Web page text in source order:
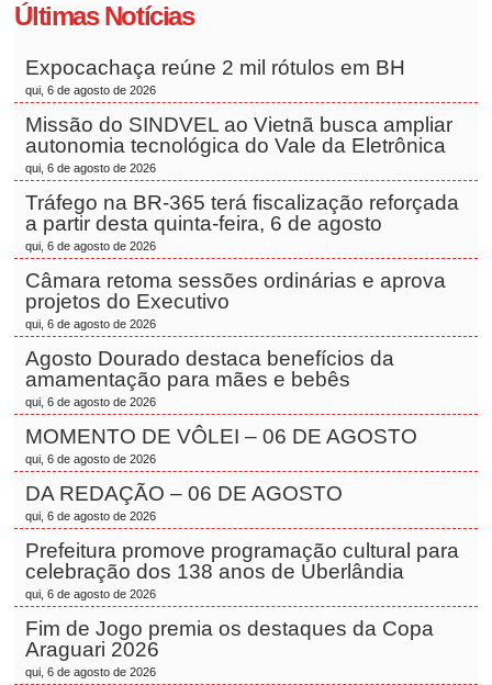
Últimas Notícias
Expocachaça reúne 2 mil rótulos em BH
qui, 6 de agosto de 2026
Missão do SINDVEL ao Vietnã busca ampliar
autonomia tecnológica do Vale da Eletrônica
qui, 6 de agosto de 2026
Tráfego na BR-365 terá fiscalização reforçada
a partir desta quinta-feira, 6 de agosto
qui, 6 de agosto de 2026
Câmara retoma sessões ordinárias e aprova
projetos do Executivo
qui, 6 de agosto de 2026
Agosto Dourado destaca benefícios da
amamentação para mães e bebês
qui, 6 de agosto de 2026
MOMENTO DE VÔLEI – 06 DE AGOSTO
qui, 6 de agosto de 2026
DA REDAÇÃO – 06 DE AGOSTO
qui, 6 de agosto de 2026
Prefeitura promove programação cultural para
celebração dos 138 anos de Uberlândia
qui, 6 de agosto de 2026
Fim de Jogo premia os destaques da Copa
Araguari 2026
qui, 6 de agosto de 2026